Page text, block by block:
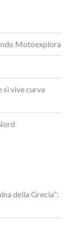
Motoexplora
si vive curva
della Grecia”: